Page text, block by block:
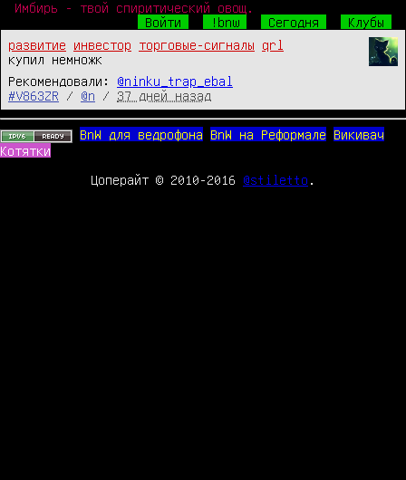
Имбирь - твой спиритический овощ.
Войти
!bnw Сегодня
Клубы
развитие
инвестор торговые-сигналы
qrl
купил немножк
Рекомендовали: @ninku_trap_ebal
#V863ZR
/ @n / 37 дней назад
BnW для ведрофона BnW на Реформале
Викивач
Котятки
Цоперайт © 2010-2016 @stiletto